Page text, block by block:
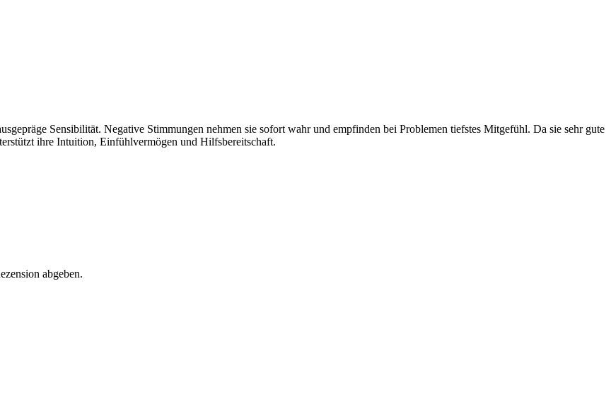
Sensibilität. Negative Stimmungen nehmen sie sofort wahr und empfinden bei Problemen tiefstes Mitgefühl. Da sie sehr gute
ihre Intuition, Einfühlvermögen und Hilfsbereitschaft.
abgeben.